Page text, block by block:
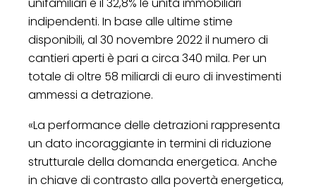
indipendenti. In base alle ultime stime
disponibili, al 30 novembre 2022 il numero di
cantieri aperti è pari a circa 340 mila. Per un
totale di oltre 58 miliardi di euro di investimenti
ammessi a detrazione.
«La performance delle detrazioni rappresenta
un dato incoraggiante in termini di riduzione
strutturale della domanda energetica. Anche
in chiave di contrasto alla povertà energetica,